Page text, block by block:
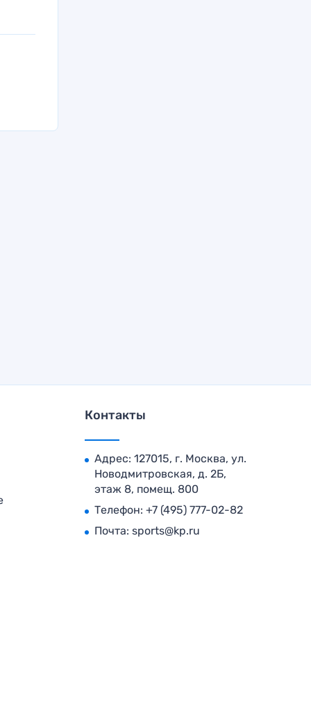
Контакты
Адрес: 127015, г. Москва, ул.
Новодмитровская, д. 2Б,
этаж 8, помещ. 800
Телефон: +7 (495) 777-02-82
Почта: sports@kp.ru